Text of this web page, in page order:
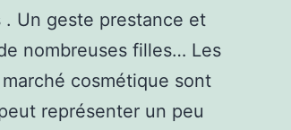
. Un geste prestance et
nombreuses filles… Les
cosmétique sont
représenter un peu